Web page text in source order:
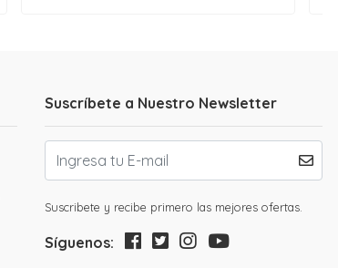
Suscríbete a Nuestro Newsletter
Suscribete y recibe primero las mejores ofertas.
Síguenos: